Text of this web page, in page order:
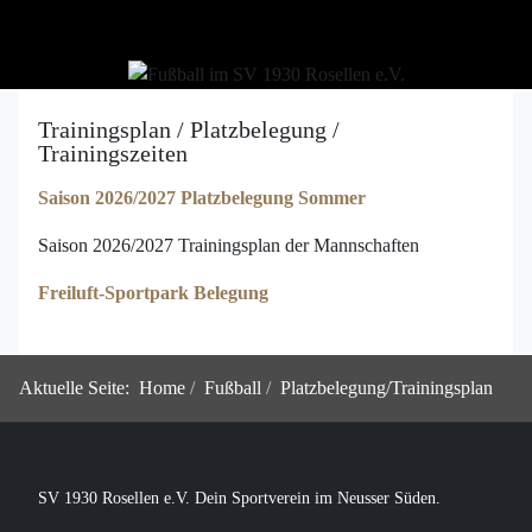
Trainingsplan / Platzbelegung /
Trainingszeiten
Saison 2026/2027 Platzbelegung Sommer
Saison 2026/2027 Trainingsplan der Mannschaften
Freiluft-Sportpark Belegung
Aktuelle Seite: Home Fußball Platzbelegung/Trainingsplan
SV 1930 Rosellen e.V. Dein Sportverein im Neusser Süden.